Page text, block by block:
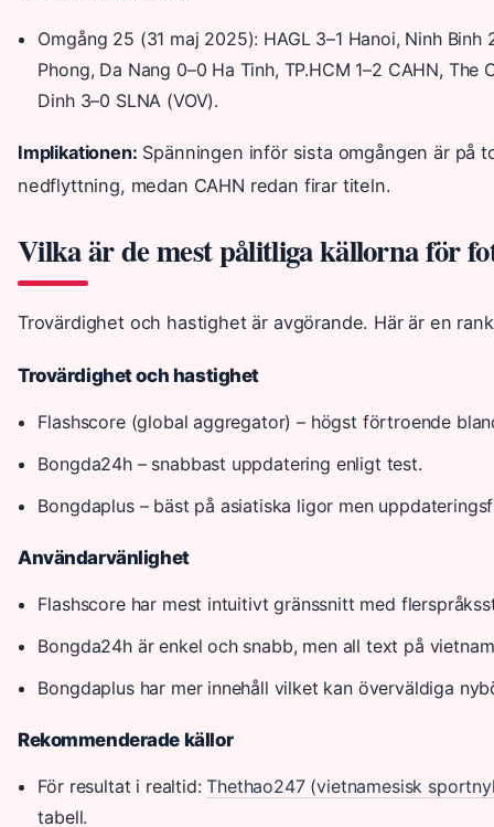
Omgång 25 (31 maj 2025): HAGL 3–1 Hanoi, Ninh Binh
Phong, Da Nang 0–0 Ha Tinh, TP.HCM 1–2 CAHN, The
Dinh 3–0 SLNA (VOV).
Implikationen: Spänningen inför sista omgången är på
nedflyttning, medan CAHN redan firar titeln.
Vilka är de mest pålitliga källorna för
Trovärdighet och hastighet är avgörande. Här är en
Trovärdighet och hastighet
Flashscore (global aggregator) – högst förtroende
Bongda24h – snabbast uppdatering enligt test.
Bongdaplus – bäst på asiatiska ligor men
Användarvänlighet
Flashscore har mest intuitivt gränssnitt med
Bongda24h är enkel och snabb, men all text på
Bongdaplus har mer innehåll vilket kan överväldiga
Rekommenderade källor
För resultat i realtid:Thethao247 (vietnamesisk
tabell.